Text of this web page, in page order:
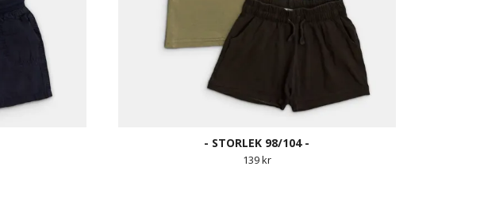
- STORLEK 98/104 -
139 kr